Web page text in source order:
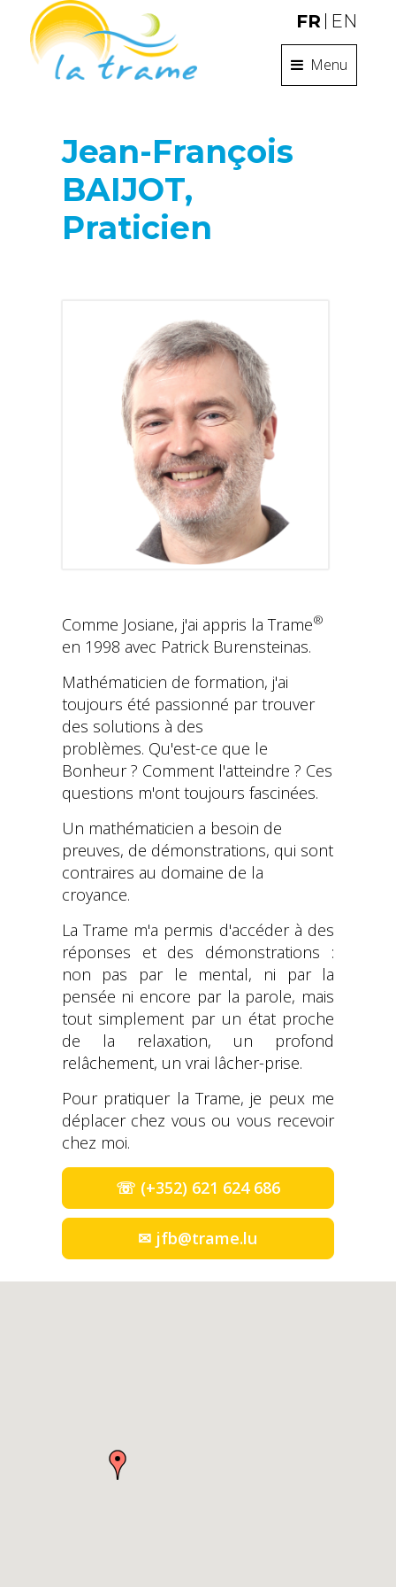
FR EN
Menu
Jean-François
BAIJOT,
Praticien
Comme Josiane, j'ai appris la Trame®
en 1998 avec Patrick Burensteinas.
Mathématicien de formation, j'ai
toujours été passionné par trouver
des solutions à des
problèmes. Qu'est-ce que le
Bonheur ? Comment l'atteindre ? Ces
questions m'ont toujours fascinées.
Un mathématicien a besoin de
preuves, de démonstrations, qui sont
contraires au domaine de la
croyance.
La Trame m'a permis d'accéder à des
réponses et des démonstrations :
non pas par le mental, ni par la
pensée ni encore par la parole, mais
tout simplement par un état proche
de la relaxation, un profond
relâchement, un vrai lâcher-prise.
Pour pratiquer la Trame, je peux me
déplacer chez vous ou vous recevoir
chez moi.
☏ (+352) 621 624 686
✉ jfb@trame.lu